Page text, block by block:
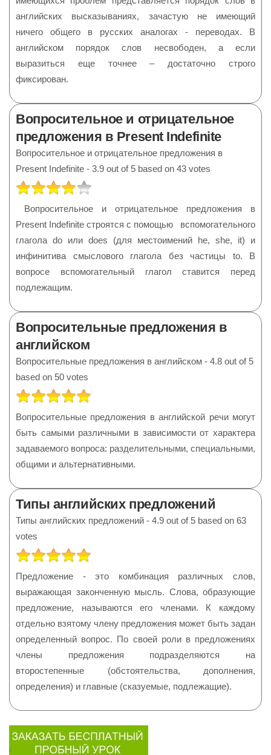
английских высказываниях, зачастую не имеющий
ничего общего в русских аналогах - переводах. В
английском порядок слов несвободен, а если
выразиться еще точнее – достаточно строго
фиксирован.
Вопросительное и отрицательное
предложения в Present Indefinite
Вопросительное и отрицательное предложения в
Present Indefinite - 3.9 out of 5 based on 43 votes
РЕЙТИНГ:
Вопросительное и отрицательное предложения в
Present Indefinite строятся с помощью вспомогательного
глагола do или does (для местоимений he, she, it) и
инфинитива смыслового глагола без частицы to. В
вопросе вспомогательный глагол ставится перед
подлежащим.
Вопросительные предложения в
английском
Вопросительные предложения в английском - 4.8 out of 5
based on 50 votes
РЕЙТИНГ:
Вопросительные предложения в английской речи могут
быть самыми различными в зависимости от характера
задаваемого вопроса: разделительными, специальными,
общими и альтернативными.
Типы английских предложений
Типы английских предложений - 4.9 out of 5 based on 63
votes
РЕЙТИНГ:
Предложение - это комбинация различных слов,
выражающая законченную мысль. Слова, образующие
предложение, называются его членами. К каждому
отдельно взятому члену предложения может быть задан
определенный вопрос. По своей роли в предложениях
члены предложения подразделяются на
второстепенные (обстоятельства, дополнения,
определения) и главные (сказуемые, подлежащие).